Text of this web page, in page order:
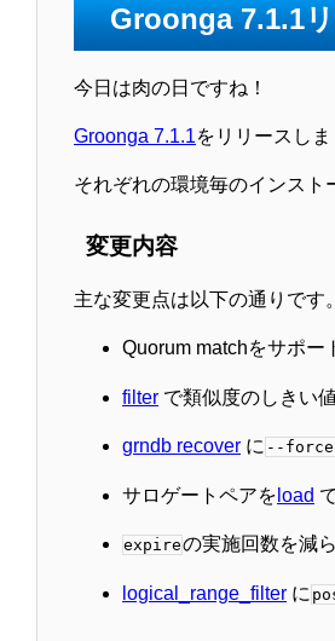
Groonga 7.1.1
今日は肉の日ですね！
Groonga 7.1.1をリリースしま
それぞれの環境毎のインスト
変更内容
主な変更点は以下の通りです。
Quorum matchをサポー
filter で類似度のしきい
grndb recover に --
サロゲートペアを load
expireの実施回数を減
logical_range_filter に